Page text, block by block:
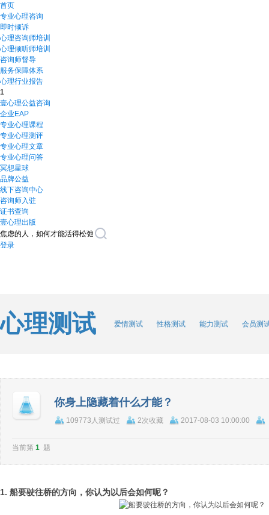
首页
专业心理咨询
即时倾诉
心理咨询师培训
心理倾听师培训
咨询师督导
服务保障体系
心理行业报告
1
壹心理公益咨询
企业EAP
专业心理课程
专业心理测评
专业心理文章
专业心理问答
冥想星球
品牌公益
线下咨询中心
咨询师入驻
证书查询
壹心理出版
登录
心理测试 爱情测试 性格测试 能力测试 会员测
你身上隐藏着什么才能？
109773人测试过 2次收藏 2017-08-03 10:00:00
当前第 1 题
1. 船要驶往桥的方向，你认为以后会如何呢？